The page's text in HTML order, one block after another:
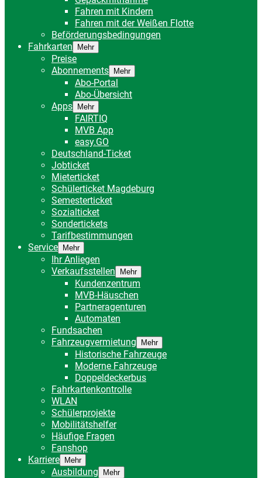
Fahren mit Kindern
Fahren mit der Weißen Flotte
Beförderungsbedingungen
Fahrkarten
Mehr
Preise
Abonnements
Mehr
Abo-Portal
Abo-Übersicht
Apps
Mehr
FAIRTIQ
MVB App
easy.GO
Deutschland-Ticket
Jobticket
Mieterticket
Schülerticket Magdeburg
Semesterticket
Sozialticket
Sondertickets
Tarifbestimmungen
Service
Mehr
Ihr Anliegen
Verkaufsstellen
Mehr
Kundenzentrum
MVB-Häuschen
Partneragenturen
Automaten
Fundsachen
Fahrzeugvermietung
Mehr
Historische Fahrzeuge
Moderne Fahrzeuge
Doppeldeckerbus
Fahrkartenkontrolle
WLAN
Schülerprojekte
Mobilitätshelfer
Häufige Fragen
Fanshop
Karriere
Mehr
Ausbildung Mehr